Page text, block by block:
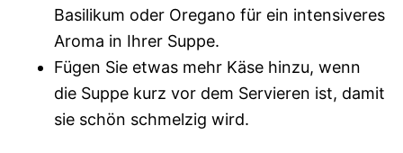
Basilikum oder Oregano für ein intensiveres
Aroma in Ihrer Suppe.
Fügen Sie etwas mehr Käse hinzu, wenn
die Suppe kurz vor dem Servieren ist, damit
sie schön schmelzig wird.